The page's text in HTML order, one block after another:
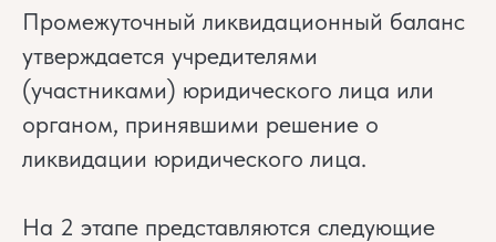
Промежуточный ликвидационный баланс
утверждается учредителями
(участниками) юридического лица или
органом, принявшими решение о
ликвидации юридического лица.
На 2 этапе представляются следующие